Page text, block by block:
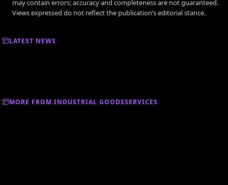
may contain errors; accuracy and completeness are not guaranteed.
Views expressed do not reflect the publication’s editorial stance.
LATEST NEWS
MORE FROM INDUSTRIAL GOODSSERVICES